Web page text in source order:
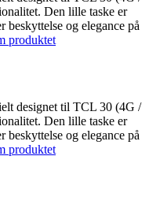
Den lille taske er
og elegance på
produktet
designet til TCL 30 (4G /
Den lille taske er
og elegance på
produktet